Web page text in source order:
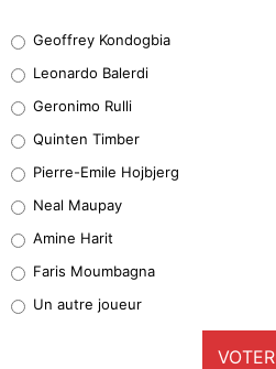
38%
32%
5%
1%
9%
Geoffrey Kondogbia
Leonardo Balerdi
Geronimo Rulli
Quinten Timber
Pierre-Emile Hojbjerg
Neal Maupay
Amine Harit
Faris Moumbagna
Un autre joueur
VOTER